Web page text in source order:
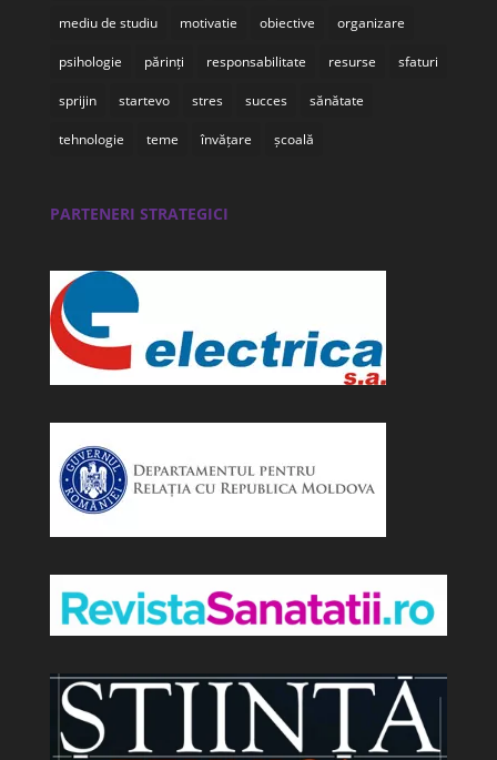
mediu de studiu motivatie obiective organizare
psihologie părinți responsabilitate resurse sfaturi
sprijin startevo stres succes sănătate
tehnologie teme învățare școală
PARTENERI STRATEGICI